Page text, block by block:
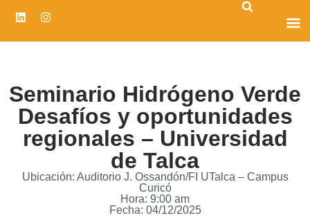
Seminario Hidrógeno Verde
Desafíos y oportunidades
regionales – Universidad
de Talca
Ubicación: Auditorio J. Ossandón/FI UTalca – Campus
Curicó
Hora: 9:00 am
Fecha: 04/12/2025